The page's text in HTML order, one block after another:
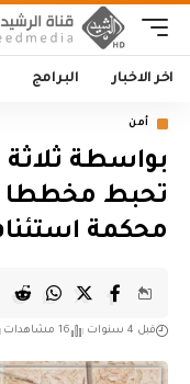
اخر الاخبار البرامج
أمن
بواسطة ثلاثة
تحبط مخططا
محكمة
قبل 4 سنوات 16 مشاهدات